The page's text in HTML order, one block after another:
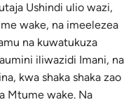
Ushindi ulio wazi,
wake, na imeelezea
na kuwatukuza
iliwazidi Imani, na
kwa shaka shaka zao
Mtume wake. Na